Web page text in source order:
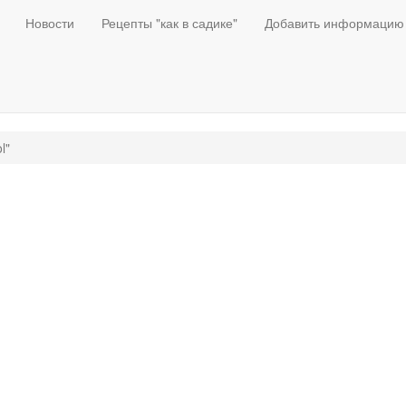
Новости Рецепты "как в садике" Добавить